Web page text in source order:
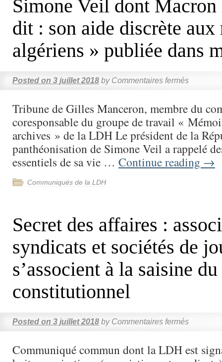
Simone Veil dont Macron
dit : son aide discrète aux
algériens » publiée dans
Posted on 3 juillet 2018 by Commentaires fermés
Tribune de Gilles Manceron, membre du
coresponsable du groupe de travail «
archives » de la LDH Le président de la
panthéonisation de Simone Veil a rappelé
essentiels de sa vie … Continue reading →
Communiqués de la LDH
Secret des affaires :
syndicats et sociétés de
s’associent à la saisine
constitutionnel
Posted on 3 juillet 2018 by Commentaires fermés
Communiqué commun dont la LDH est